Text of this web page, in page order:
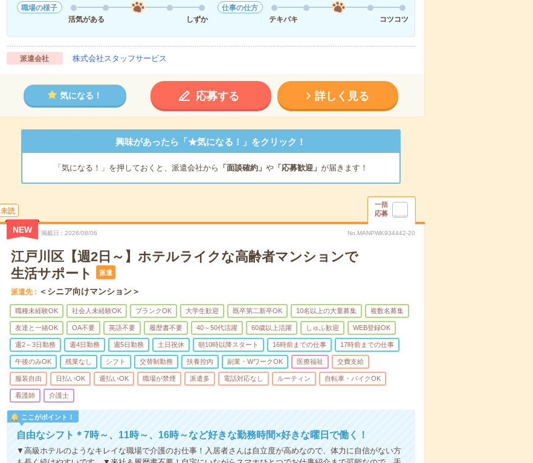
職場の様子
活気がある
しずか
仕事の仕方
テキパキ
コツコツ
派遣会社 株式会社スタッフサービス
気になる！ 応募する 詳しく見る
興味があったら「★気になる！」をクリック！
「気になる！」を押しておくと、派遣会社から 「面談確約」 や「応募歓迎」 が届きます！
未読
一括
応募
NEW 掲載日 2026/08/06 No.MANPWK934442-20
江戸川区【週2日～】ホテルライクな高齢者マンションで
生活サポート
派遣
派遣先 ＜シニア向けマンション＞
職種未経験OK 社会人未経験OK ブランクOK 大学生歓迎 既卒第二新卒OK 10名以上の大量募集 複数名募集
友達と一緒OK OA不要 英語不要 履歴書不要 40～50代活躍 60歳以上活躍 しゅふ歓迎 WEB登録OK
週2～3日勤務 週4日勤務 週5日勤務 土日祝休 朝10時以降スタート 16時前までの仕事 17時前までの仕事
午後のみOK 残業なし シフト 交替制勤務 扶養控内 副業・WワークOK 医療福祉 交費支給
服装自由 日払いOK 週払いOK 職場が禁煙 派遣多 電話対応なし ルーティン 自転車・バイクOK
看護師 介護士
ここがポイント！
自由なシフト＊7時～、11時～、16時～など好きな勤務時間×好きな曜日で働く！
▼高級ホテルのようなキレイな職場で介護のお仕事！入居者さんは自立度が高めなので、体力に自信がない方